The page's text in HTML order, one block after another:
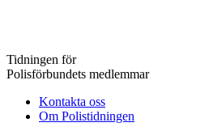
Tidningen för
Polisförbundets medlemmar
Kontakta oss
Om Polistidningen